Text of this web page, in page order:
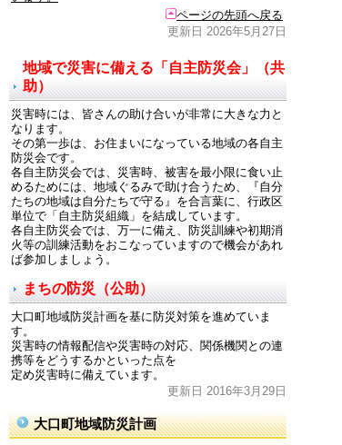
ページの先頭へ戻る
更新日 2026年5月27日
地域で災害に備える「自主防災会」（共
助）
災害時には、皆さんの助け合いが非常に大きな力と
なります。
その第一歩は、お住まいになっている地域の各自主
防災会です。
各自主防災会では、災害時、被害を最小限に食い止
めるためには、地域ぐるみで助け合うため、『自分
たちの地域は自分たちで守る』を合言葉に、行政区
単位で「自主防災組織」を結成しています。
各自主防災会では、万一に備え、防災訓練や初期消
火等の訓練活動をおこなっていますので機会があれ
ば参加しましょう。
まちの防災（公助）
大口町地域防災計画を基に防災対策を進めていま
す。
災害時の情報配信や災害時の対応、関係機関との連
携等をどうするかといった点を
定め災害時に備えています。
更新日 2016年3月29日
大口町地域防災計画